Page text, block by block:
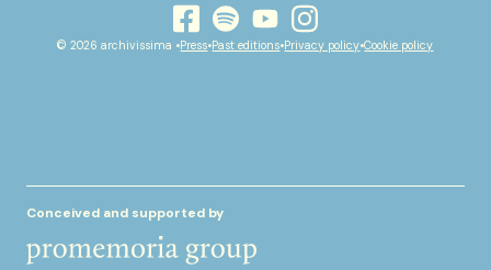
facebook
spotifyyoutubeinstagram
© 2026 archivissima •Press•Past editions•Privacy policy•Cookie policy
Conceived and supported by